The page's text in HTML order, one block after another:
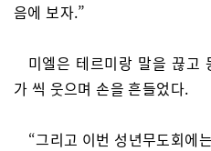
음에 보자.”
미엘은 테르미랑 말을 끊고
가 씩 웃으며 손을 흔들었다.
“그리고 이번 성년무도회에